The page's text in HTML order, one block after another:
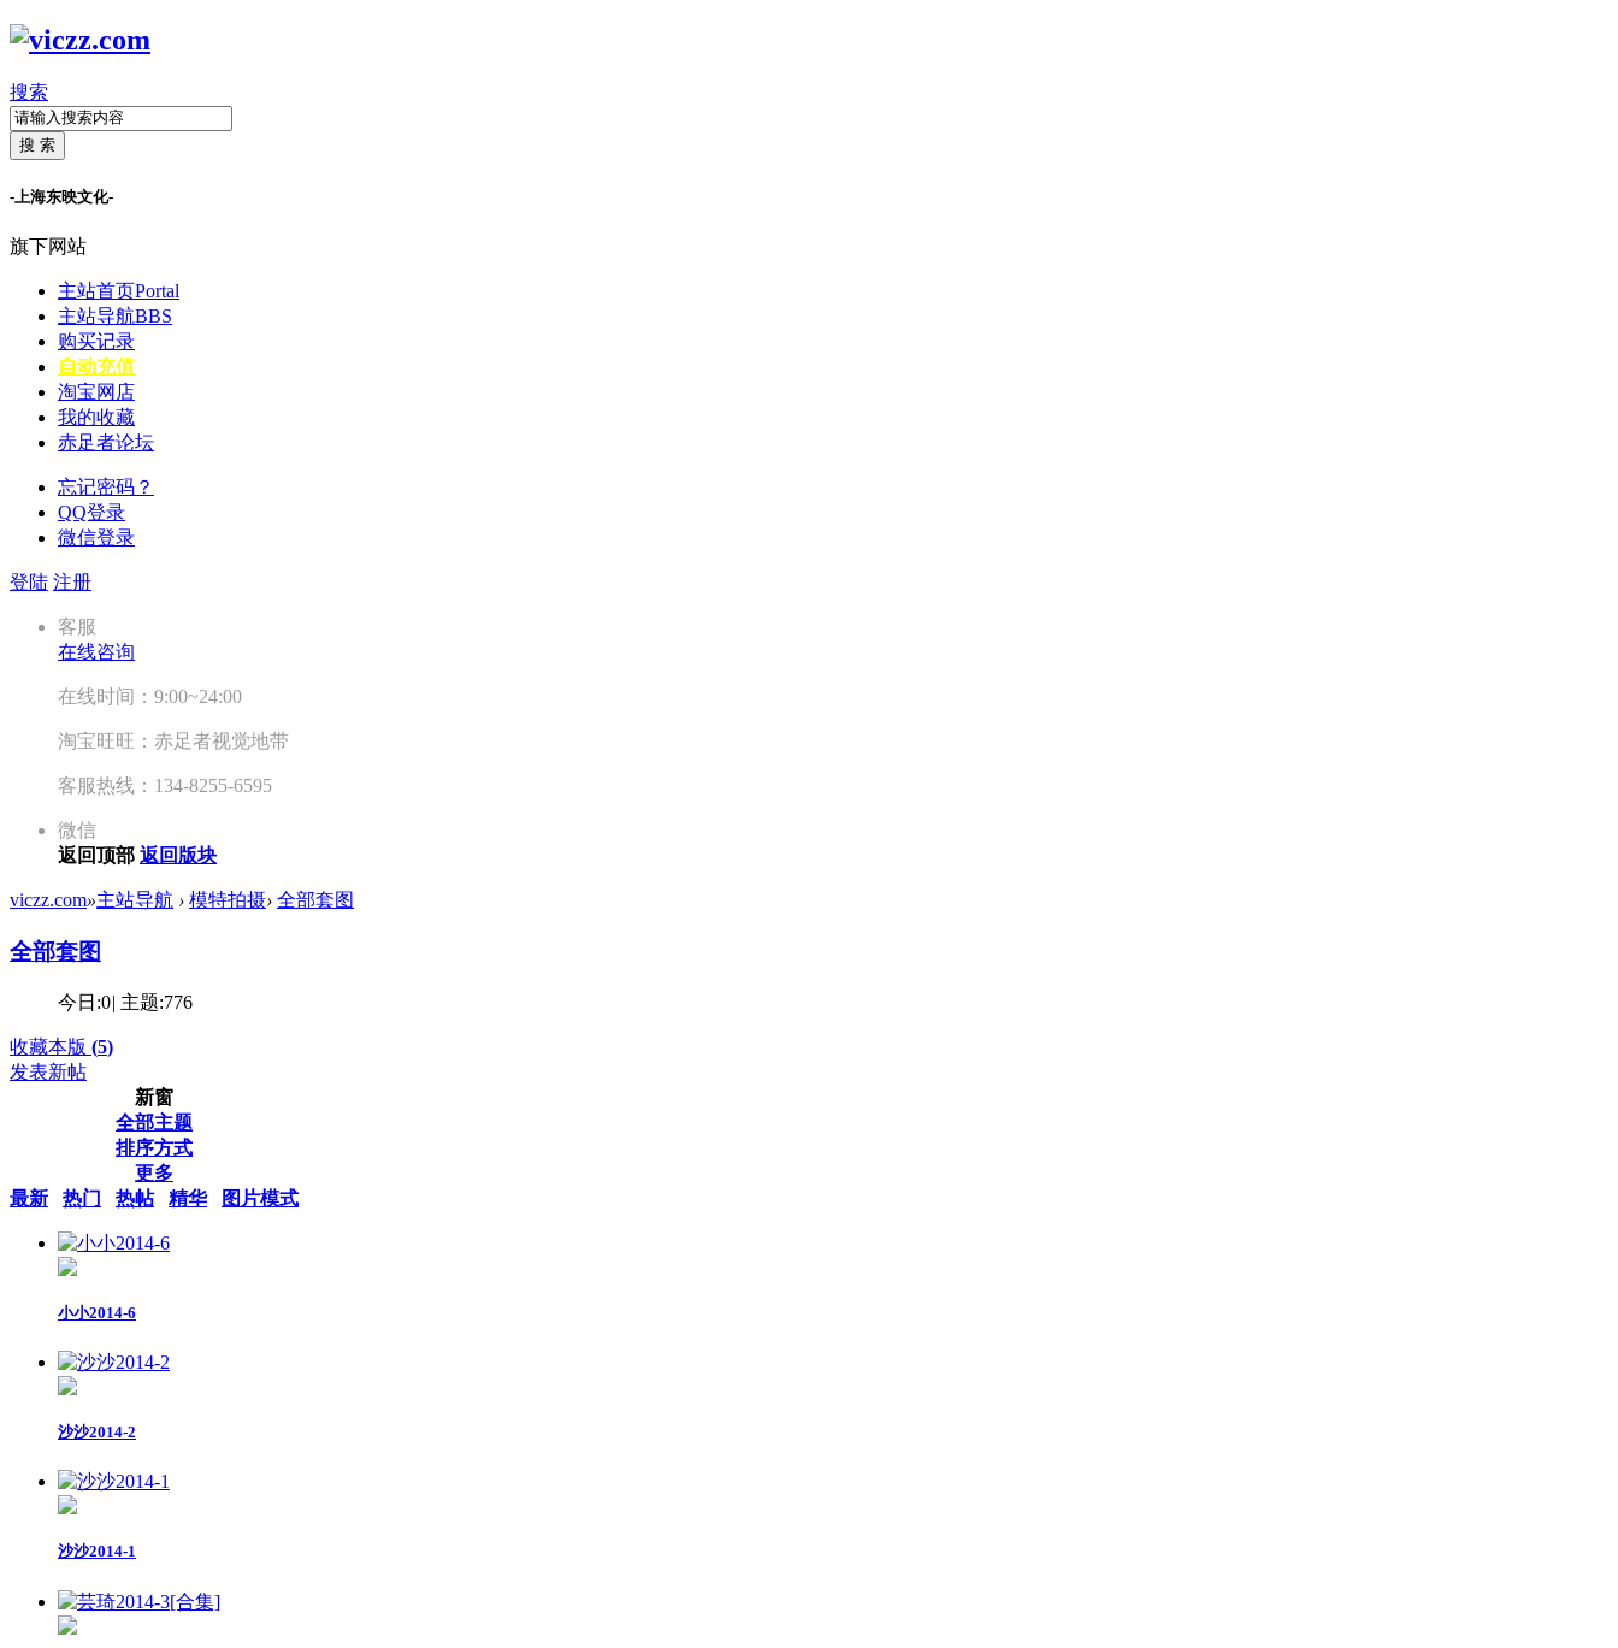
搜索
搜 索
-上海东映文化-
旗下网站
主站首页Portal
主站导航BBS
购买记录
自动充值
淘宝网店
我的收藏
赤足者论坛
忘记密码？
QQ登录
微信登录
登陆 注册
客服
在线咨询
在线时间：9:00~24:00
淘宝旺旺：赤足者视觉地带
客服热线：134-8255-6595
微信
返回顶部 返回版块
viczz.com»主站导航 › 模特拍摄› 全部套图
全部套图
今日:0| 主题:776
收藏本版 (5)
发表新帖
新窗
全部主题
排序方式
更多
最新
热门 热帖 精华 图片模式
小小2014-6
沙沙2014-2
沙沙2014-1